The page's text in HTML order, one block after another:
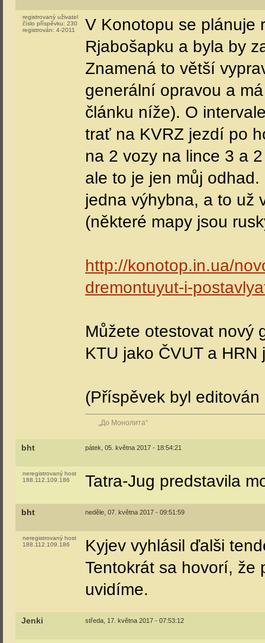
registrovaný uživatel
číslo příspěvku: 230
registrován: 4-2011
V Konotopu se plánuje
Rjabošapku a byla by
Znamená to větší
generální opravou a
článku níže). O
trať na KVRZ jezdí po
na 2 vozy na lince 3 a
ale to je jen můj
jedna výhybna, a to už
(některé mapy jsou
http://konotop.in.ua/
dremontuyut-i-
Můžete otestovat nový
KTU jako ČVUT a HRN
(Příspěvek byl
„До Монолита“
bht pátek, 05. května 2017 - 18:54:21
neregistrovaný host
188.112.109.186
Tatra-Jug predstavila
bht neděle, 07. května 2017 - 09:51:59
neregistrovaný host
188.112.109.186
Kyjev vyhlásil ďalši
Tentokrát sa hovorí, že
uvidíme.
Jenki středa, 17. května 2017 - 07:53:12